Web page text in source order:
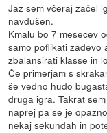
Jaz sem včeraj začel
navdušen.
Kmalu bo 7 mesecev
samo poflikati zadevo
zbalansirati klasse in
Če primerjam s
še vedno hudo
druga igra. Takrat
naprej pa se je
nekaj sekundah in